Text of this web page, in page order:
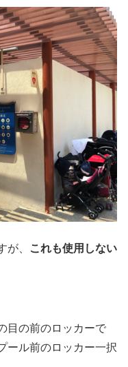
が、
これも使用しない
目の前のロッカーで
ール前のロッカー一択